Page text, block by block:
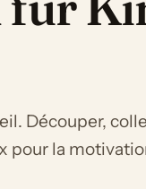
Découper,
pour la